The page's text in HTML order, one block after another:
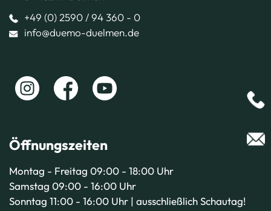
+49 (0) 2590 / 94 360 - 0
info@duemo-duelmen.de
Öffnungszeiten
Montag - Freitag 09:00 - 18:00 Uhr
Samstag 09:00 - 16:00 Uhr
Sonntag 11:00 - 16:00 Uhr | ausschließlich Schautag!